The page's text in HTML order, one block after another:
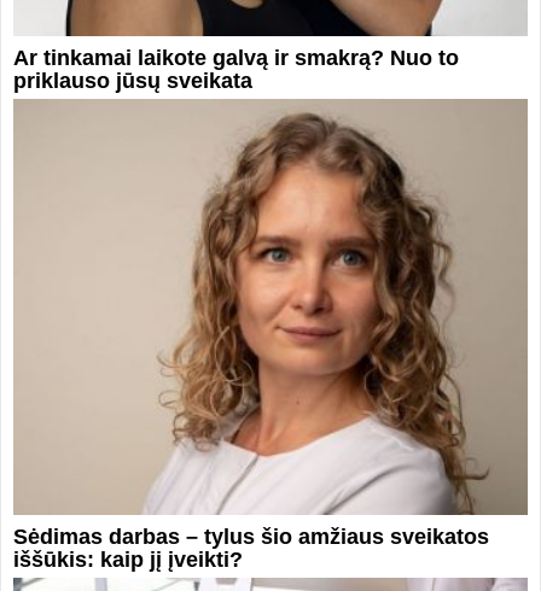
Ar tinkamai laikote galvą ir smakrą? Nuo to
priklauso jūsų sveikata
Sėdimas darbas – tylus šio amžiaus sveikatos
iššūkis: kaip jį įveikti?